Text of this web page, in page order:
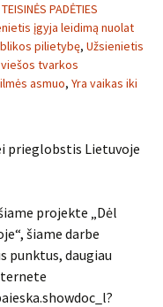
PADĖTIES
įgyja leidimą nuolat
pilietybę, Užsienietis
viešos tvarkos
asmuo, Yra vaikas iki
prieglobstis Lietuvoje
projekte „Dėl
šiame darbe
punktus, daugiau